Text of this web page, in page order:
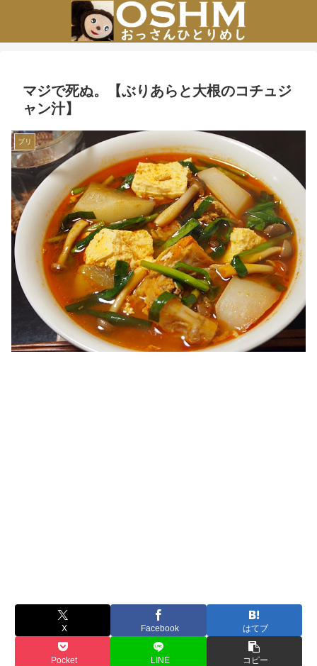
マジで死ぬ。【ぶりあらと大根のコチュジ
ャン汁】
ブリ
X Facebook はてブ
Pocket LINE コピー